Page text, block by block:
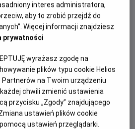
Maciej Kawalski
Kot, Wojciech Mecwaldowski,
WIĘCEJ SZCZEGÓŁÓW
Joseph Conrad i Bronisław
mocno zakrapianej, całonocnej
im od kaca, nikt nic nie pamięta, a
na podłodze zwłoki
Dodatkowo, do drzwi domu
interes administratora,
aby to zrobić przejdź do
Więcej informacji znajdziesz
prywatności
wyrażasz zgodę na
plików typu cookie Helios
Partnerów na Twoim urządzeniu
chwili zmienić ustawienia
przycisku „Zgody” znajdującego
ustawień plików cookie
ustawień przeglądarki.